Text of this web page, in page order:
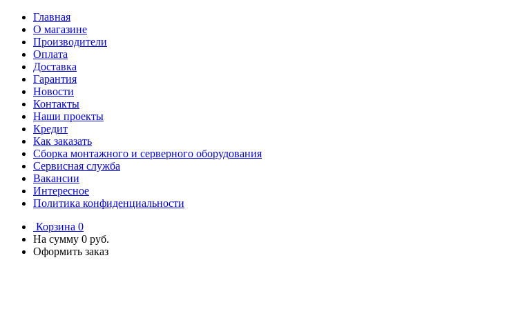
Главная
О магазине
Производители
Оплата
Доставка
Гарантия
Новости
Контакты
Наши проекты
Кредит
Как заказать
Сборка монтажного и серверного оборудования
Сервисная служба
Вакансии
Интересное
Политика конфиденциальности
Корзина 0
На сумму 0 руб.
Оформить заказ